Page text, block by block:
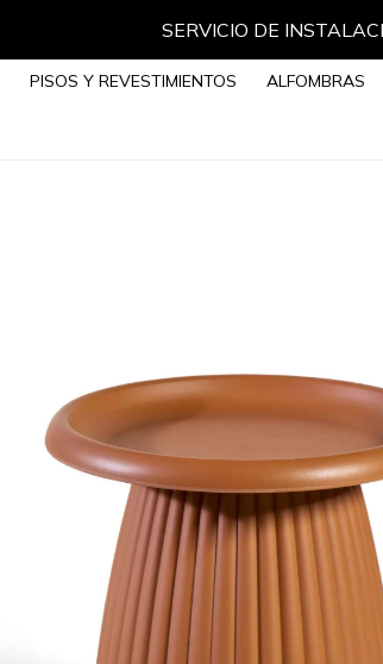
SERVICIO DE
PISOS Y REVESTIMIENTOS ALFOMBRAS